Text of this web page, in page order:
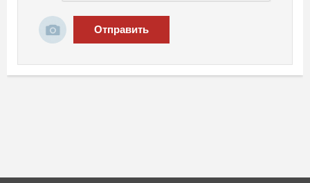
Отправить